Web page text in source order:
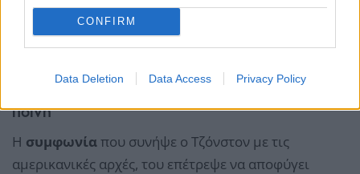
CONFIRM
Data Deletion Data Access Privacy Policy
δραστηριότητες, καθώς μεγάλα ποσά μπορούν να
μετακινηθούν διεθνώς με ταχύτητα και σχετική
ποινή
Η συμφωνίαπου συνήψε ο Τζόνστον με τις
αμερικανικές αρχές, του επέτρεψε να αποφύγει